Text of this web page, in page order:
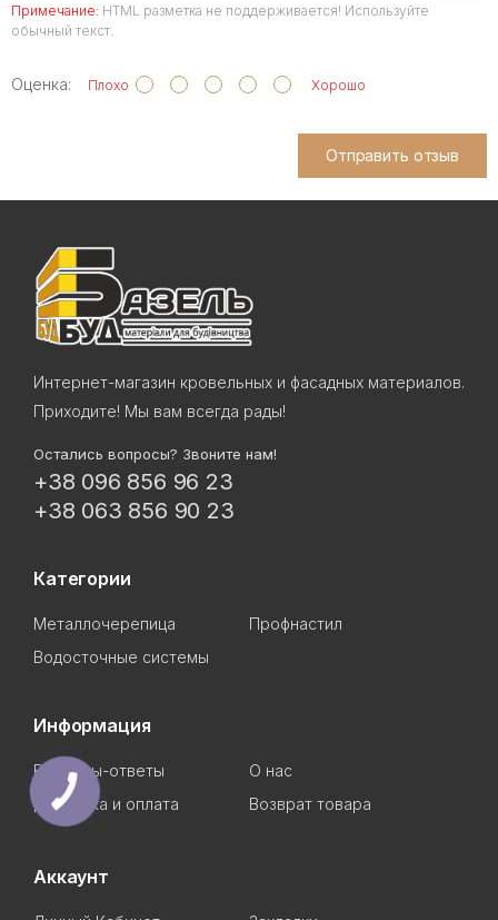
Примечание: HTML разметка не поддерживается! Используйте
обычный текст.
Оценка: Плохо Хорошо
Отправить отзыв
Интернет-магазин кровельных и фасадных материалов.
Приходите! Мы вам всегда рады!
Остались вопросы? Звоните нам!
+38 096 856 96 23
+38 063 856 90 23
Категории
Металлочерепица
Профнастил
Водосточные системы
Информация
Вопросы-ответы
О нас
Доставка и оплата
Возврат товара
Аккаунт